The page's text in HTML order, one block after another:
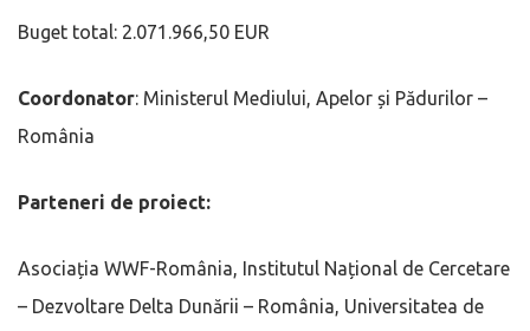
Buget total: 2.071.966,50 EUR
Coordonator: Ministerul Mediului, Apelor și Pădurilor –
România
Parteneri de proiect:
Asociația WWF-România, Institutul Național de Cercetare
– Dezvoltare Delta Dunării – România, Universitatea de